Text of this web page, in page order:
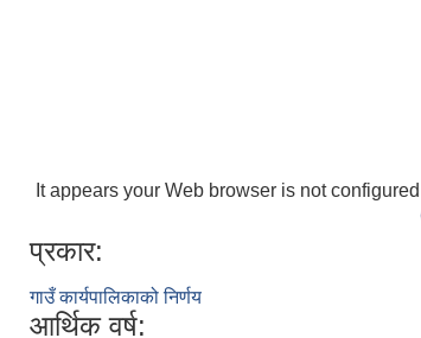
It appears your Web browser is not
प्रकार:
गाउँ कार्यपालिकाको निर्णय
आर्थिक वर्ष: